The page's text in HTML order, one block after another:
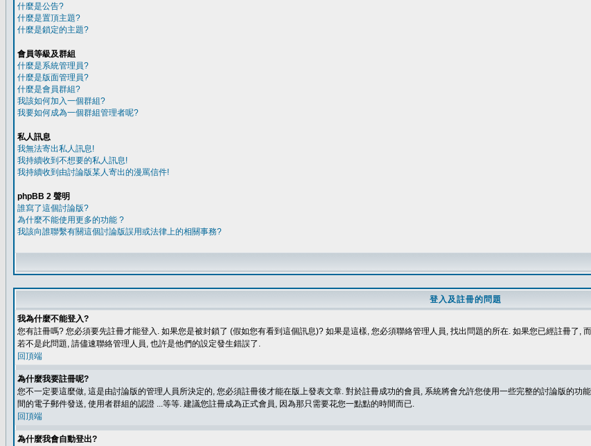
什麼是公告?
什麼是置頂主題?
什麼是鎖定的主題?
會員等級及群組
什麼是系統管理員?
什麼是版面管理員?
什麼是會員群組?
我該如何加入一個群組?
我要如何成為一個群組管理者呢?
私人訊息
我無法寄出私人訊息!
我持續收到不想要的私人訊息!
我持續收到由討論版某人寄出的漫罵信件!
phpBB 2 聲明
誰寫了這個討論版?
為什麼不能使用更多的功能 ?
我該向誰聯繫有關這個討論版誤用或法律上的相關事務?
登入及註冊的問題
我為什麼不能登入?
您有註冊嗎? 您必須要先註冊才能登入. 如果您是被封鎖了 (假如您有看到這個訊息)? 如果是這樣, 您必須聯絡管理人員, 找出問題的所在. 如果您已經註冊了,
若不是此問題, 請儘速聯絡管理人員, 也許是他們的設定發生錯誤了.
回頂端
為什麼我要註冊呢?
您不一定要這麼做, 這是由討論版的管理人員所決定的, 您必須註冊後才能在版上發表文章. 對於註冊成功的會員, 系統將會允許您使用一些完整的討論版的功
間的電子郵件發送, 使用者群組的認證 ...等等. 建議您註冊成為正式會員, 因為那只需要花您一點點的時間而已.
回頂端
為什麼我會自動登出?